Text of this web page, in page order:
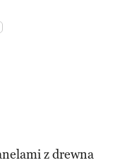
z drewna